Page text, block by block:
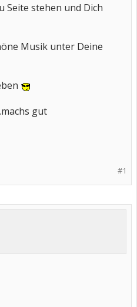
Seite stehen und Dich
Musik unter Deine
gut
#1